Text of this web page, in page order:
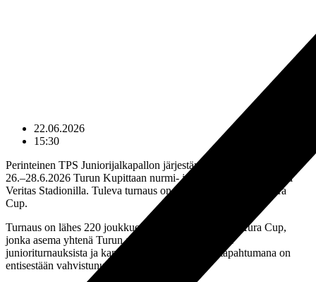
22.06.2026
15:30
Perinteinen TPS Juniorijalkapallon järjestämä Aura Cup pelataan
26.–28.6.2026 Turun Kupittaan nurmi- ja tekonurmikentillä sekä
Veritas Stadionilla. Tuleva turnaus on järjestyksessään 23. Aura
Cup.
Turnaus on lähes 220 joukkueellaan historian suurin Aura Cup,
jonka asema yhtenä Turun alueen merkittävimmistä
junioriturnauksista ja kansallisestikin tunnettuna tapahtumana on
entisestään vahvistunut.